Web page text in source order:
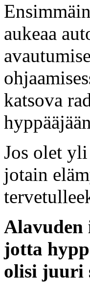
aukeaa
katsova
Jos olet
jotain
Alavuden
jotta
olisi juuri